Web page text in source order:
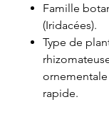
Famille
(Iridacées).
Type de
ornementale
rapide.